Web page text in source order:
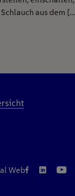
aus dem
Web